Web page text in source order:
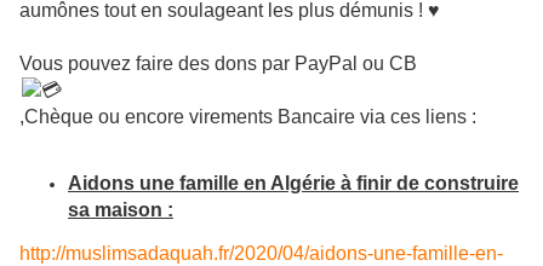
aumônes tout en soulageant les plus démunis ! ♥️
Vous pouvez faire des dons par PayPal ou CB
,Chèque ou encore virements Bancaire via ces liens :
Aidons une famille en Algérie à finir de construire
sa maison :
http://muslimsadaquah.fr/2020/04/aidons-une-famille-en-